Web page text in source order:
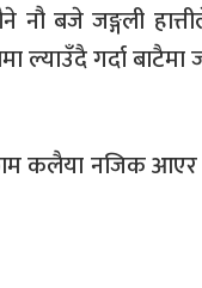
बजे जङ्गली
गर्दा बाटैमा
कलैया नजिक